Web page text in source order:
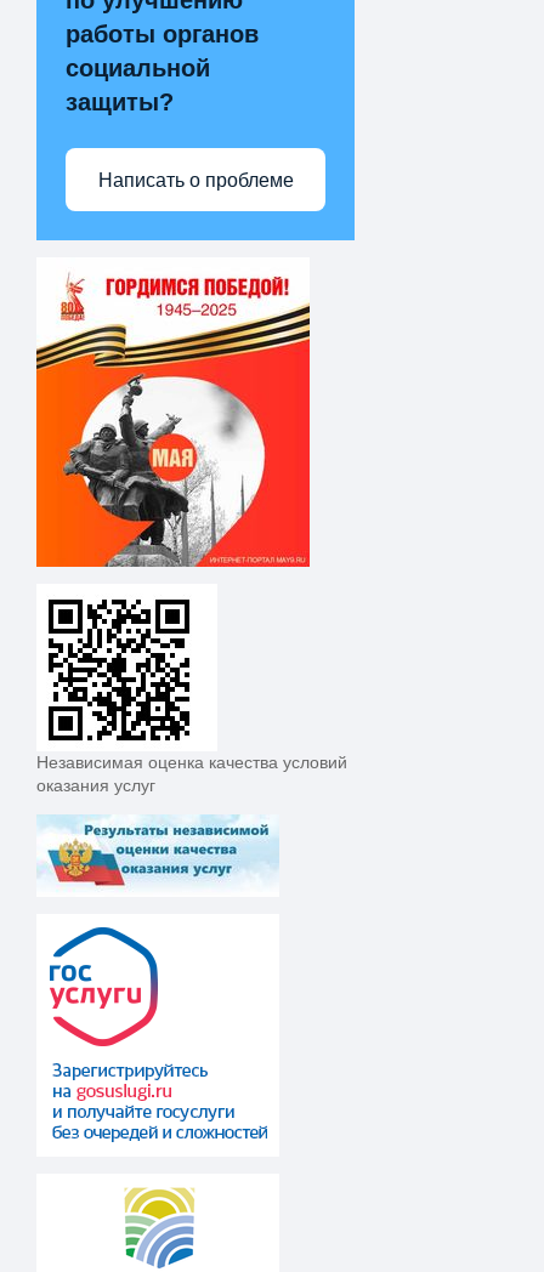
работы органов
социальной
защиты?
Написать о проблеме
Независимая оценка качества условий
оказания услуг